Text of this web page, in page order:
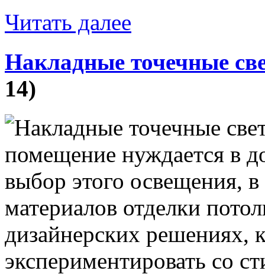
Читать далее
Накладные точечные
14)
помещение нуждается в
выбор этого освещения,
материалов отделки
дизайнерских решениях,
экспериментировать со